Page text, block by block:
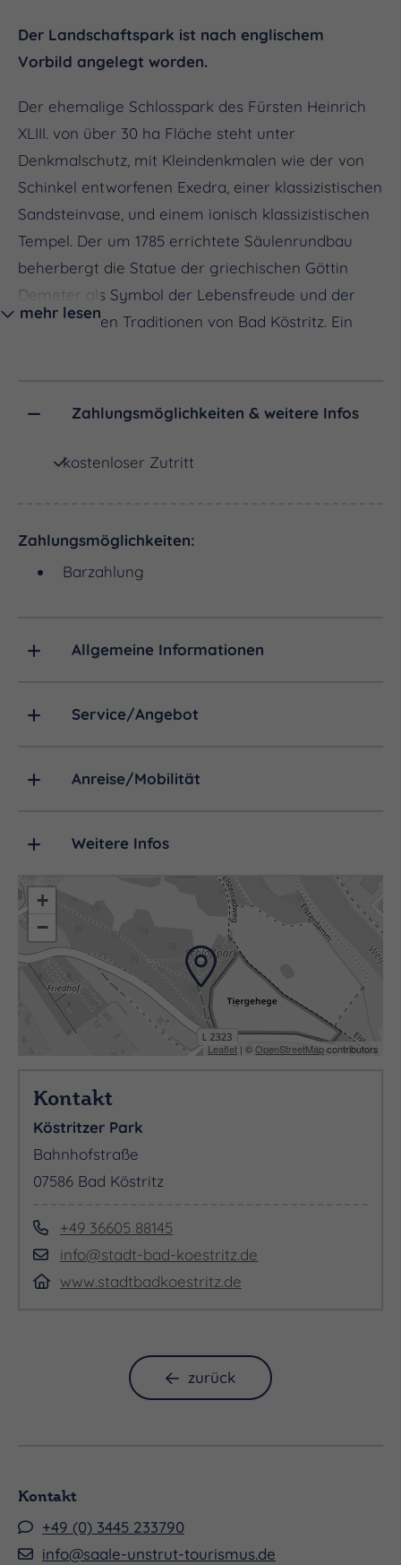
Der Landschaftspark ist nach englischem
Vorbild angelegt worden.
Der ehemalige Schlosspark des Fürsten Heinrich
XLIII. von über 30 ha Fläche steht unter
Denkmalschutz, mit Kleindenkmalen wie der von
Schinkel entworfenen Exedra, einer klassizistischen
Sandsteinvase, und einem ionisch klassizistischen
Tempel. Der um 1785 errichtete Säulenrundbau
beherbergt die Statue der griechischen Göttin
Demeter als Symbol der Lebensfreude und der
gärtnerischen Traditionen von Bad Köstritz. Ein
erfreut sich bis heute bei Jung und Alt großer
mehr lesen
Zahlungsmöglichkeiten & weitere Infos
kostenloser Zutritt
Zahlungsmöglichkeiten:
Barzahlung
Allgemeine Informationen
Service/Angebot
Anreise/Mobilität
Weitere Infos
+
−
Leaflet | ©OpenStreetMapcontributors
Kontakt
Köstritzer Park
Bahnhofstraße
07586 Bad Köstritz
+49 36605 88145
info@stadt-bad-koestritz.de
www.stadtbadkoestritz.de
zurück
Kontakt
+49 (0) 3445 233790
info@saale-unstrut-tourismus.de